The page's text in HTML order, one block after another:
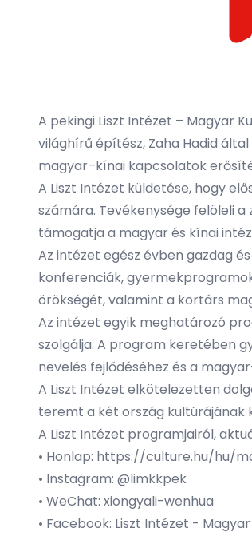
A pekingi Liszt Intézet – Magyar
világhírű építész, Zaha Hadid
magyar–kínai kapcsolatok
A Liszt Intézet küldetése, hogy
számára. Tevékenysége felöleli
támogatja a magyar és kínai
Az intézet egész évben gazdag
konferenciák,
örökségét, valamint a kortárs
Az intézet egyik meghatározó
szolgálja. A program keretében
nevelés fejlődéséhez és a
A Liszt Intézet elkötelezetten
teremt a két ország kultúrájának
A Liszt Intézet programjairól,
• Honlap: https://culture.hu/hu/
• Instagram: @limkkpek
• WeChat: xiongyali-wenhua
• Facebook: Liszt Intézet -